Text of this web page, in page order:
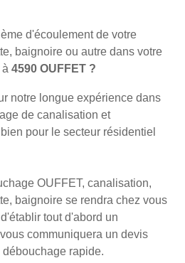
d'écoulement de votre
baignoire ou autre dans votre
4590 OUFFET ?
notre longue expérience dans
de canalisation et
pour le secteur résidentiel
OUFFET, canalisation,
baignoire se rendra chez vous
tout d'abord un
communiquera un devis
rapide.